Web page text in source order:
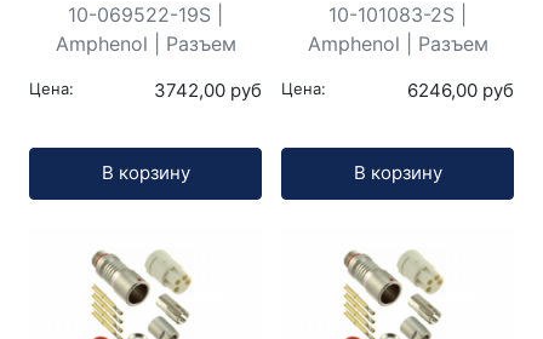
10-069522-19S |
Amphenol | Разъем
Цена: 3742,00 руб
В корзину
10-101083-2S |
Amphenol | Разъем
Цена: 6246,00 руб
В корзину